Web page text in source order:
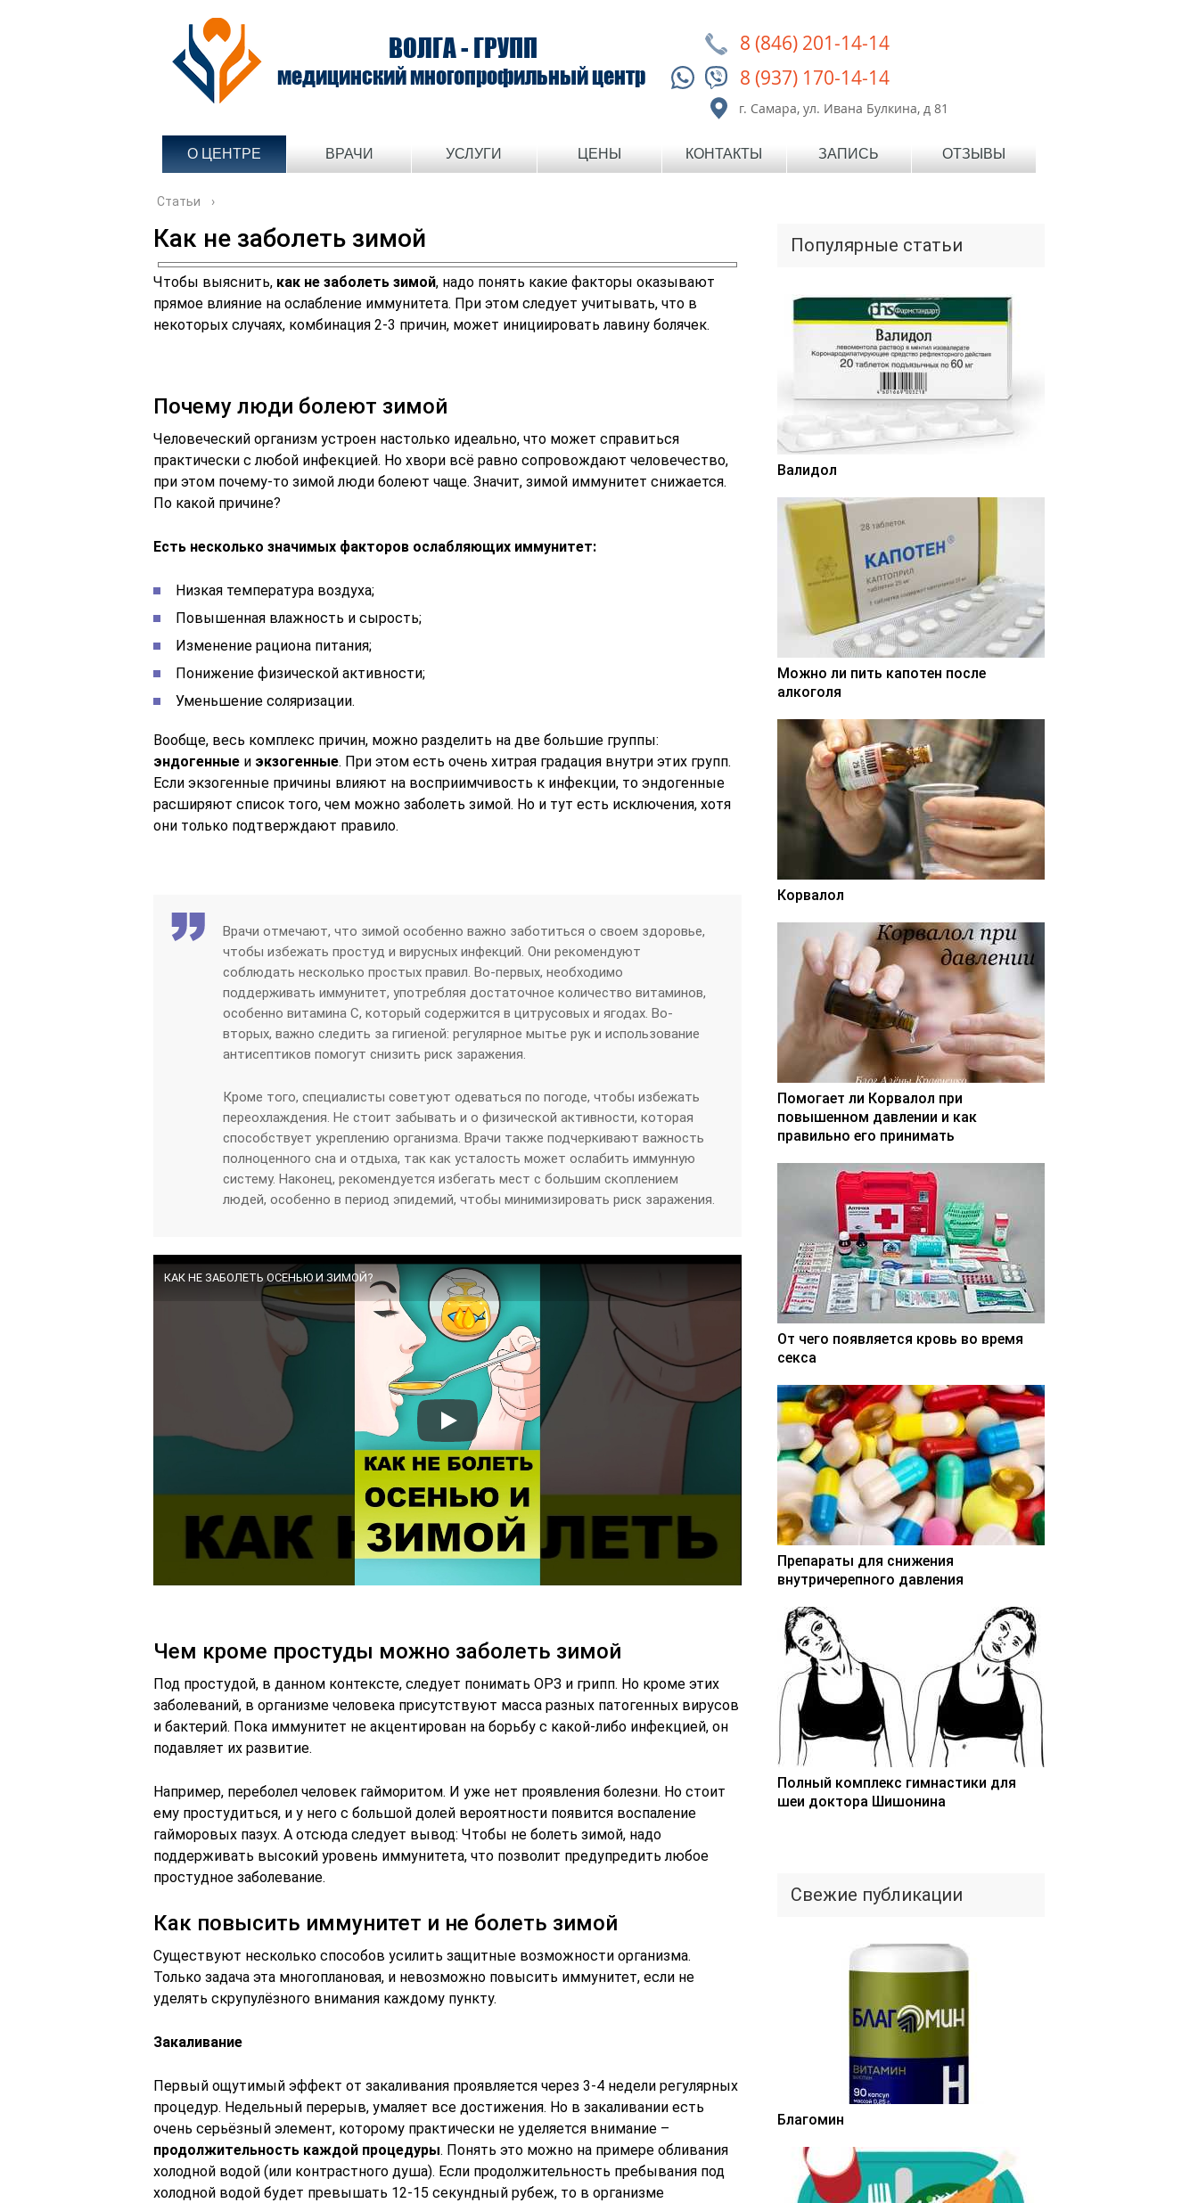
ВОЛГА - ГРУПП
медицинский многопрофильный центр
8 (846) 201-14-14
8 (937) 170-14-14
г. Самара, ул. Ивана Булкина, д 81
О ЦЕНТРЕ ВРАЧИ УСЛУГИ ЦЕНЫ КОНТАКТЫ ЗАПИСЬ ОТЗЫВЫ
Статьи ›
Как не заболеть зимой
Чтобы выяснить, как не заболеть зимой, надо понять какие факторы оказывают
прямое влияние на ослабление иммунитета. При этом следует учитывать, что в
некоторых случаях, комбинация 2-3 причин, может инициировать лавину болячек.
Почему люди болеют зимой
Человеческий организм устроен настолько идеально, что может справиться
практически с любой инфекцией. Но хвори всё равно сопровождают человечество,
при этом почему-то зимой люди болеют чаще. Значит, зимой иммунитет снижается.
По какой причине?
Есть несколько значимых факторов ослабляющих иммунитет:
Низкая температура воздуха;
Повышенная влажность и сырость;
Изменение рациона питания;
Понижение физической активности;
Уменьшение соляризации.
Вообще, весь комплекс причин, можно разделить на две большие группы:
эндогенные и экзогенные. При этом есть очень хитрая градация внутри этих групп.
Если экзогенные причины влияют на восприимчивость к инфекции, то эндогенные
расширяют список того, чем можно заболеть зимой. Но и тут есть исключения, хотя
они только подтверждают правило.
Врачи отмечают, что зимой особенно важно заботиться о своем здоровье,
чтобы избежать простуд и вирусных инфекций. Они рекомендуют
соблюдать несколько простых правил. Во-первых, необходимо
поддерживать иммунитет, употребляя достаточное количество витаминов,
особенно витамина C, который содержится в цитрусовых и ягодах. Во-
вторых, важно следить за гигиеной: регулярное мытье рук и использование
антисептиков помогут снизить риск заражения.
Кроме того, специалисты советуют одеваться по погоде, чтобы избежать
переохлаждения. Не стоит забывать и о физической активности, которая
способствует укреплению организма. Врачи также подчеркивают важность
полноценного сна и отдыха, так как усталость может ослабить иммунную
систему. Наконец, рекомендуется избегать мест с большим скоплением
людей, особенно в период эпидемий, чтобы минимизировать риск заражения.
КАК НЕ ЗАБОЛЕТЬ ОСЕНЬЮ И ЗИМОЙ?
Чем кроме простуды можно заболеть зимой
Под простудой, в данном контексте, следует понимать ОРЗ и грипп. Но кроме этих
заболеваний, в организме человека присутствуют масса разных патогенных вирусов
и бактерий. Пока иммунитет не акцентирован на борьбу с какой-либо инфекцией, он
подавляет их развитие.
Например, переболел человек гайморитом. И уже нет проявления болезни. Но стоит
ему простудиться, и у него с большой долей вероятности появится воспаление
гайморовых пазух. А отсюда следует вывод: Чтобы не болеть зимой, надо
поддерживать высокий уровень иммунитета, что позволит предупредить любое
простудное заболевание.
Как повысить иммунитет и не болеть зимой
Существуют несколько способов усилить защитные возможности организма.
Только задача эта многоплановая, и невозможно повысить иммунитет, если не
уделять скрупулёзного внимания каждому пункту.
Закаливание
Первый ощутимый эффект от закаливания проявляется через 3-4 недели регулярных
процедур. Недельный перерыв, умаляет все достижения. Но в закаливании есть
очень серьёзный элемент, которому практически не уделяется внимание –
продолжительность каждой процедуры. Понять это можно на примере обливания
холодной водой (или контрастного душа). Если продолжительность пребывания под
холодной водой будет превышать 12-15 секундный рубеж, то в организме
Популярные статьи
Валидол
Можно ли пить капотен после
алкоголя
Корвалол
Помогает ли Корвалол при
повышенном давлении и как
правильно его принимать
От чего появляется кровь во время
секса
Препараты для снижения
внутричерепного давления
Полный комплекс гимнастики для
шеи доктора Шишонина
Свежие публикации
Благомин